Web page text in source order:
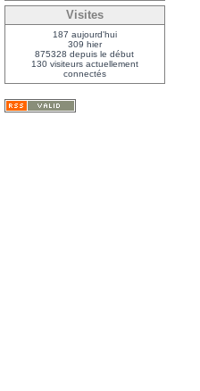
Visites
187 aujourd'hui
309 hier
875328 depuis le début
130 visiteurs actuellement
connectés